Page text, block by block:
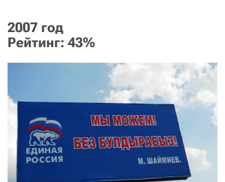
2007 год
Рейтинг: 43%